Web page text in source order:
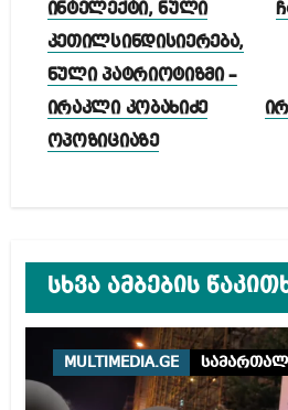
ინტელექტი, ნული
კეთილსინდისიერება,
ნული პატრიოტიზმი –
ირაკლი კობახიძე
ოპოზიციაზე
სხვა ამბების
MULTIMEDIA.GE